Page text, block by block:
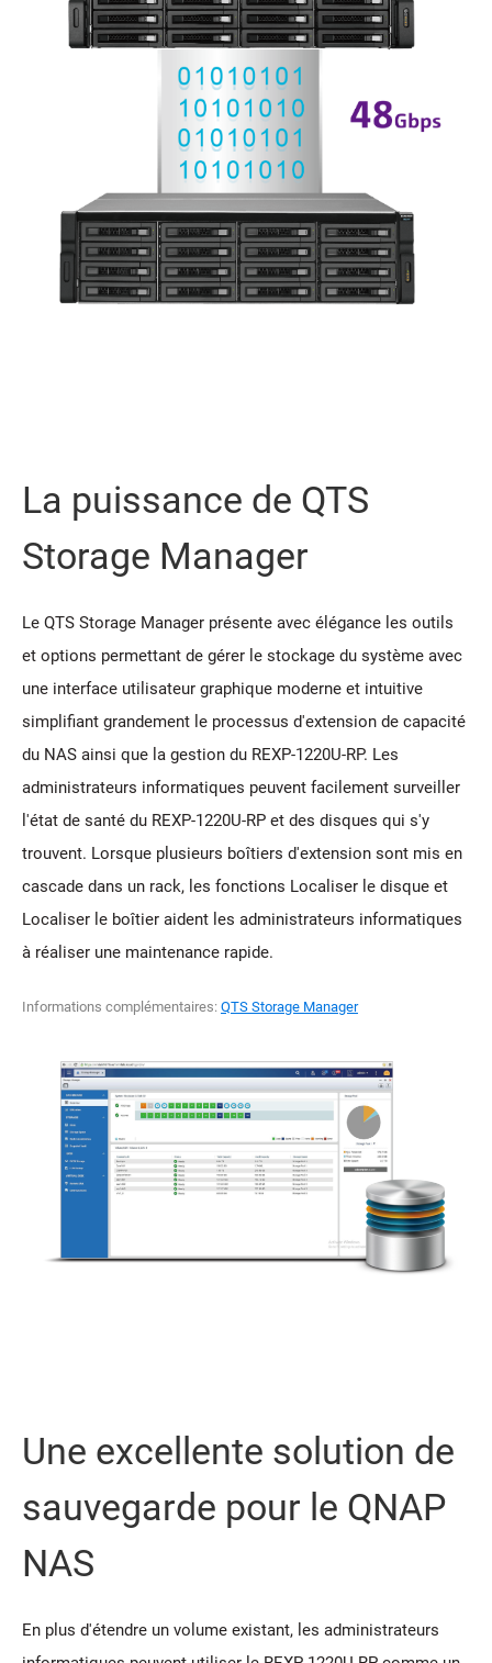
La puissance de QTS
Storage Manager
Le QTS Storage Manager présente avec élégance les outils
et options permettant de gérer le stockage du système avec
une interface utilisateur graphique moderne et intuitive
simplifiant grandement le processus d'extension de capacité
du NAS ainsi que la gestion du REXP-1220U-RP. Les
administrateurs informatiques peuvent facilement surveiller
l'état de santé du REXP-1220U-RP et des disques qui s'y
trouvent. Lorsque plusieurs boîtiers d'extension sont mis en
cascade dans un rack, les fonctions Localiser le disque et
Localiser le boîtier aident les administrateurs informatiques
à réaliser une maintenance rapide.
Informations complémentaires: QTS Storage Manager
Une excellente solution de
sauvegarde pour le QNAP
NAS
En plus d'étendre un volume existant, les administrateurs